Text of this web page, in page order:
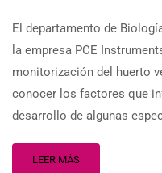
El departamento de
la empresa PCE
monitorización del huerto
conocer los factores que
desarrollo de algunas
LEER MÁS